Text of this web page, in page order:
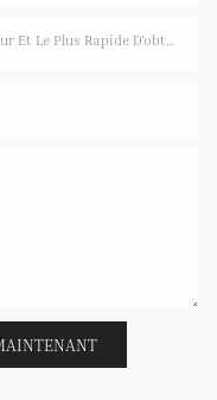
Rapide D'obtenir Une Réponse)